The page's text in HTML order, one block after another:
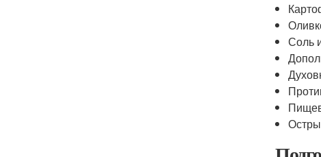
Соль